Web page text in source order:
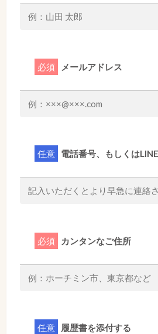
必須 メールアドレス
任意 電話番号、もしくは
必須 カンタンなご住所
任意 履歴書を添付する